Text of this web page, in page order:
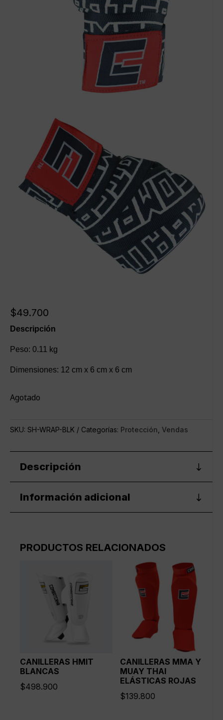
$49.700
Descripción
Peso: 0.11 kg
Dimensiones: 12 cm x 6 cm x 6 cm
Agotado
SKU: SH-WRAP-BLK Categorías: Protección Vendas
Descripción
Información adicional
PRODUCTOS RELACIONADOS
CANILLERAS HMIT
BLANCAS
$498.900
CANILLERAS MMA Y
MUAY THAI
ELÁSTICAS ROJAS
$139.800